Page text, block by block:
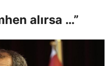
alırsa …”